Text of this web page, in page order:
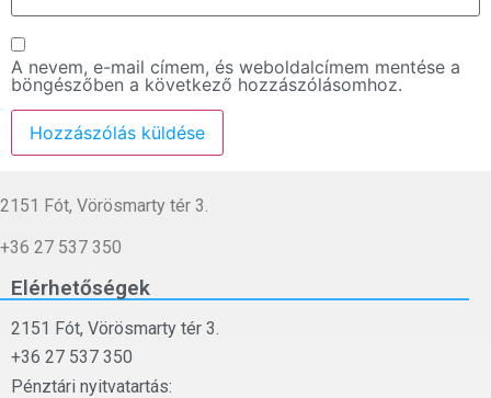
A nevem, e-mail címem, és weboldalcímem mentése a
böngészőben a következő hozzászólásomhoz.
2151 Fót, Vörösmarty tér 3.
+36 27 537 350
Elérhetőségek
2151 Fót, Vörösmarty tér 3.
+36 27 537 350
Pénztári nyitvatartás: